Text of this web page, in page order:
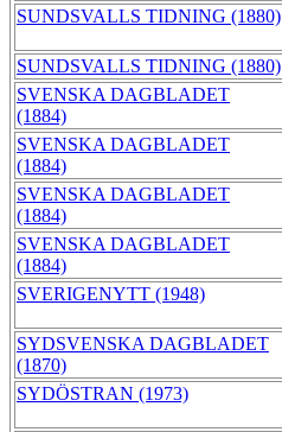
SUNDSVALLS TIDNING (1880)
SUNDSVALLS TIDNING (1880)
SVENSKA DAGBLADET
(1884)
SVENSKA DAGBLADET
(1884)
SVENSKA DAGBLADET
(1884)
SVENSKA DAGBLADET
(1884)
SVERIGENYTT (1948)
SYDSVENSKA DAGBLADET
(1870)
SYDÖSTRAN (1973)